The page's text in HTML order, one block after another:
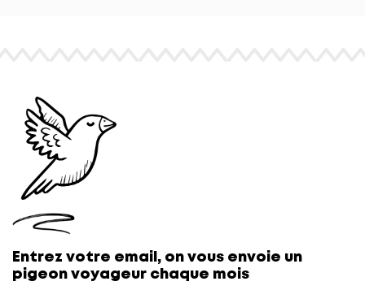
Pour contrer les petits robots spammeurs, merci de
recopier :je ne suis pas un robot
Entrez votre email, on vous envoie un
pigeon voyageur chaque mois